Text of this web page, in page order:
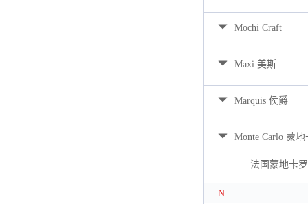
Mochi Craft
Maxi 美斯
Marquis 侯爵
Monte Carlo 蒙地
法国蒙地卡
N